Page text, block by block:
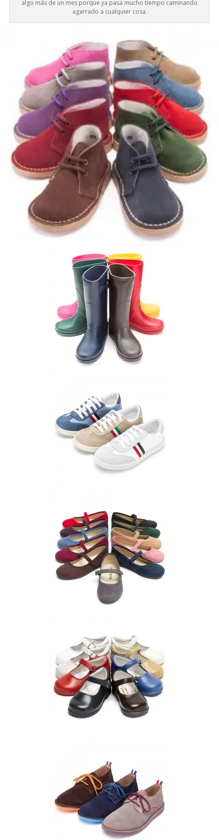
algo más de un mes porque ya pasa mucho tiempo caminando
agarrado a cualquier cosa.